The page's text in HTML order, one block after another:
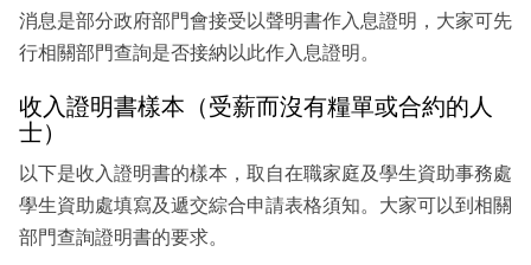
消息是部分政府部門會接受以聲明書作入息證明，大家可先
行相關部門查詢是否接納以此作入息證明。
收入證明書樣本（受薪而沒有糧單或合約的人
士）
以下是收入證明書的樣本，取自在職家庭及學生資助事務處
學生資助處填寫及遞交綜合申請表格須知。大家可以到相關
部門查詢證明書的要求。